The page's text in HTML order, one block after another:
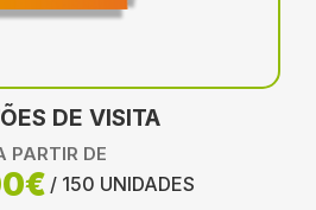
DE VISITA
PARTIR DE
/ 150 UNIDADES